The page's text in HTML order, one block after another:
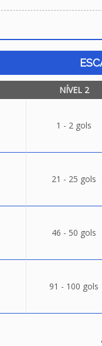
NÍVEL 2
1 - 2 gols
21 - 25 gols
46 - 50 gols
91 - 100 gols